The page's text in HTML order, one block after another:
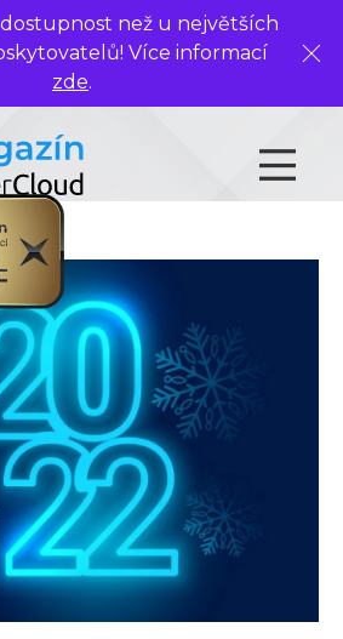
než u největších
Více informací
zde.